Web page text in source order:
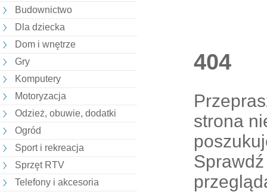
Budownictwo
Dla dziecka
Dom i wnętrze
Gry
Komputery
Motoryzacja
Odzież, obuwie, dodatki
Ogród
Sport i rekreacja
Sprzęt RTV
Telefony i akcesoria
404
strona